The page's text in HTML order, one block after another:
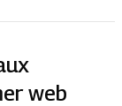
web